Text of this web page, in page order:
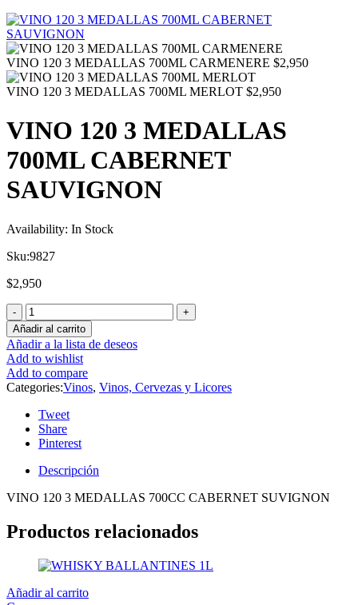
VINO 120 3 MEDALLAS 700ML CARMENERE $2,950
VINO 120 3 MEDALLAS 700ML MERLOT $2,950
VINO 120 3 MEDALLAS
700ML CABERNET
SAUVIGNON
Availability: In Stock
Sku:9827
$2,950
Añadir al carrito
Añadir a la lista de deseos
Add to wishlist
Add to compare
Categories:Vinos, Vinos, Cervezas y Licores
Tweet
Share
Pinterest
Descripción
VINO 120 3 MEDALLAS 700CC CABERNET SUVIGNON
Productos relacionados
Añadir al carrito